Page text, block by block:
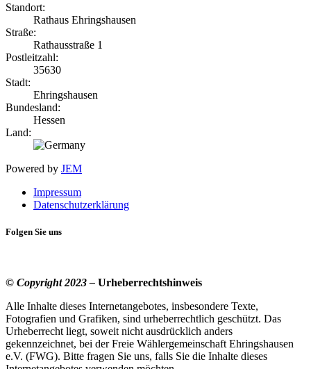
Standort:
Rathaus Ehringshausen
Straße:
Rathausstraße 1
Postleitzahl:
35630
Stadt:
Ehringshausen
Bundesland:
Hessen
Land:
Powered by JEM
Impressum
Datenschutzerklärung
Folgen Sie uns
© Copyright 2023 – Urheberrechtshinweis
Alle Inhalte dieses Internetangebotes, insbesondere Texte,
Fotografien und Grafiken, sind urheberrechtlich geschützt. Das
Urheberrecht liegt, soweit nicht ausdrücklich anders
gekennzeichnet, bei der Freie Wählergemeinschaft Ehringshausen
e.V. (FWG). Bitte fragen Sie uns, falls Sie die Inhalte dieses